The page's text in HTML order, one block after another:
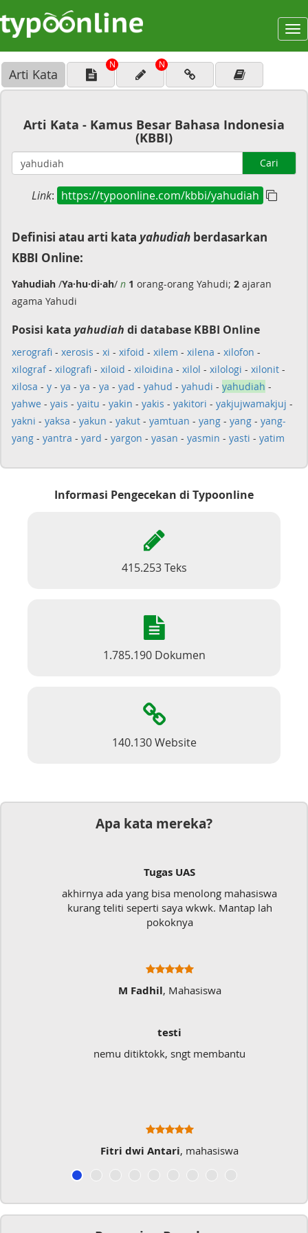
Arti Kata
N N
Arti Kata - Kamus Besar Bahasa Indonesia
(KBBI)
Cari
Link: https://typoonline.com/kbbi/yahudiah
Definisi atau arti kata yahudiah berdasarkan
KBBI Online:
Yahudiah /Ya·hu·di·ah/ n 1 orang-orang Yahudi; 2 ajaran
agama Yahudi
Posisi kata yahudiah di database KBBI Online
xerografi - xerosis - xi - xifoid - xilem - xilena - xilofon -
xilograf- xilografi - xiloid - xiloidina - xilol - xilologi - xilonit -
xilosa - y - ya - ya - ya - yad - yahud - yahudi - yahudiah -
yahwe - yais - yaitu - yakin - yakis - yakitori - yakjujwamakjuj -
yakni - yaksa - yakun - yakut - yamtuan - yang - yang - yang-
yang - yantra - yard - yargon - yasan - yasmin - yasti - yatim
Informasi Pengecekan di Typoonline
415.253 Teks
1.785.190 Dokumen
140.130 Website
Apa kata mereka?
Tugas UAS
akhirnya ada yang bisa menolong mahasiswa
kurang teliti seperti saya wkwk. Mantap lah
pokoknya
M Fadhil, Mahasiswa
testi
nemu ditiktokk, sngt membantu
Fitri dwi Antari, mahasiswa